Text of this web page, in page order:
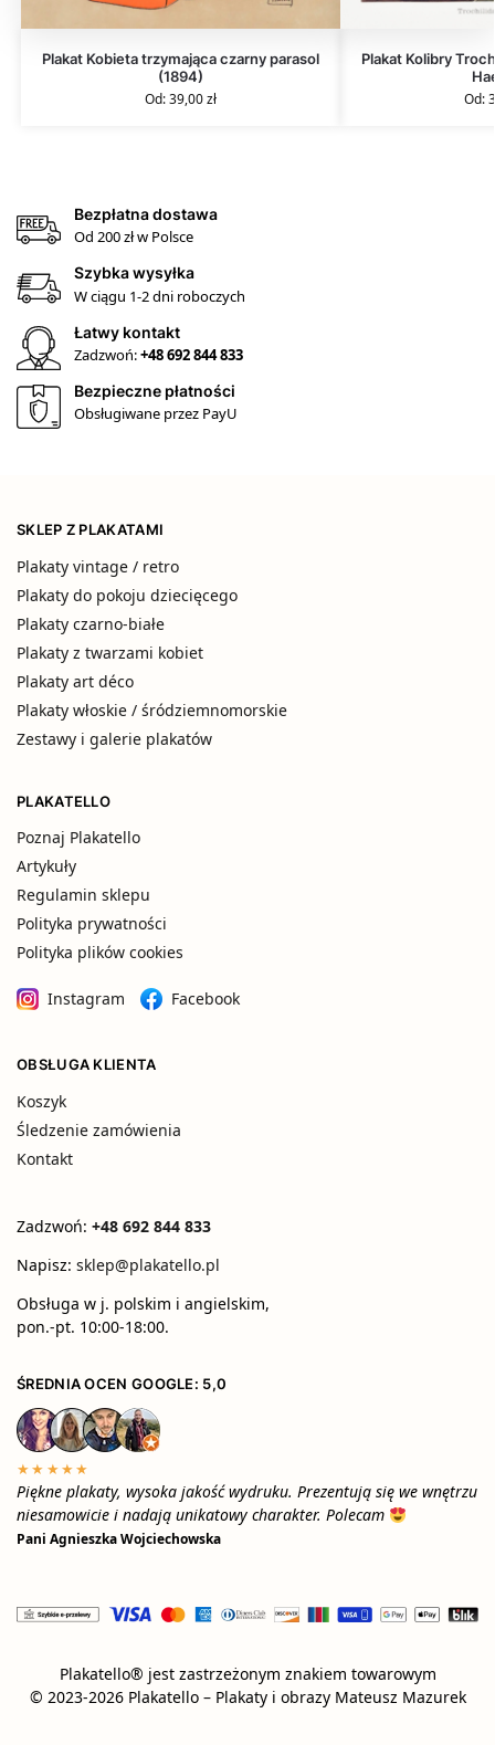
Plakat Kobieta trzymająca czarny parasol
(1894)
Od:39,00zł
Plakat Kolibry
Od:
Bezpłatna dostawa
Od 200 zł w Polsce
Szybka wysyłka
W ciągu 1-2 dni roboczych
Łatwy kontakt
Zadzwoń:+48 692 844 833
Bezpieczne płatności
Obsługiwane przez PayU
SKLEP Z PLAKATAMI
Plakaty vintage / retro
Plakaty do pokoju dziecięcego
Plakaty czarno-białe
Plakaty z twarzami kobiet
Plakaty art déco
Plakaty włoskie / śródziemnomorskie
Zestawy i galerie plakatów
PLAKATELLO
Poznaj Plakatello
Artykuły
Regulamin sklepu
Polityka prywatności
Polityka plików cookies
Instagram Facebook
OBSŁUGA KLIENTA
Koszyk
Śledzenie zamówienia
Kontakt
Zadzwoń: +48 692 844 833
Napisz: sklep@plakatello.pl
Obsługa w j. polskim i angielskim,
pon.-pt. 10:00-18:00.
ŚREDNIA OCEN GOOGLE: 5,0
★★★★★
Piękne plakaty, wysoka jakość wydruku. Prezentują się we wnętrzu
niesamowicie i nadają unikatowy charakter. Polecam
Pani Agnieszka Wojciechowska
Plakatello® jest zastrzeżonym znakiem towarowym
© 2023-2026 Plakatello – Plakaty i obrazy Mateusz Mazurek